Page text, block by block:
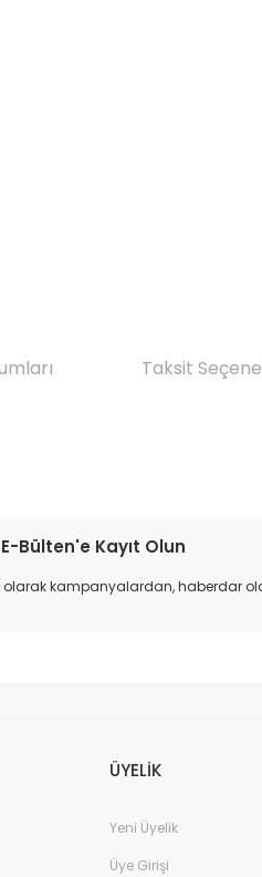
Taksit
E-Bülten'e Kayıt Olun
olarak kampanyalardan, haberdar
ÜYELİK
Yeni Üyelik
Üye Girişi